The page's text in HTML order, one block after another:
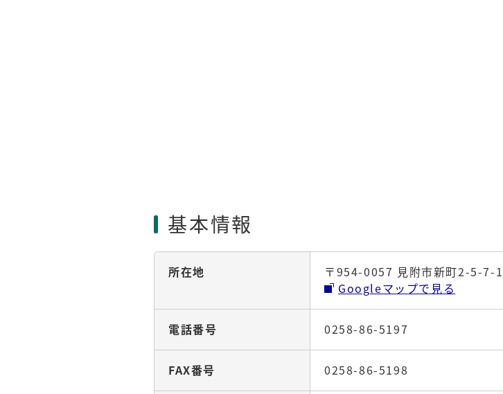
基本情報
所在地
〒954-0057 見附市新町2-5-7-1
Googleマップで見る
電話番号 0258-86-5197
FAX番号 0258-86-5198